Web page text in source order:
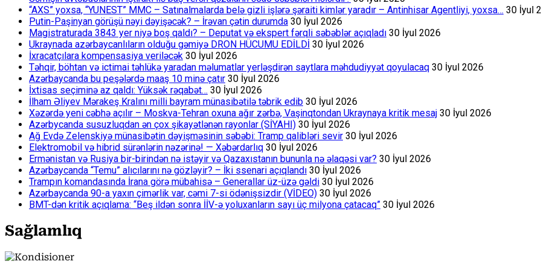
“AXS” yoxsa, “YUNEST” MMC – Satınalmalarda belə gizli işlərə şəraiti kimlər yaradır – Antinhisar Agentliyi, yoxsa… 30 İyul
Putin-Paşinyan görüşü nəyi dəyişəcək? – İrəvan çətin durumda 30 İyul 2026
Magistraturada 3843 yer niyə boş qaldı? – Deputat və ekspert fərqli səbəblər açıqladı 30 İyul 2026
Ukraynada azərbaycanlıların olduğu gəmiyə DRON HÜCUMU EDİLDİ 30 İyul 2026
İxracatçılara kompensasiya veriləcək 30 İyul 2026
Təhqir, böhtan və ictimai təhlükə yaradan məlumatlar yerləşdirən saytlara məhdudiyyət qoyulacaq 30 İyul 2026
Azərbaycanda bu peşələrdə maaş 10 minə çatır 30 İyul 2026
İxtisas seçiminə az qaldı: Yüksək rəqabət… 30 İyul 2026
İlham Əliyev Mərakeş Kralını milli bayram münasibətilə təbrik edib 30 İyul 2026
Xəzərdə yeni cəbhə açılır – Moskva-Tehran oxuna ağır zərbə, Vaşinqtondan Ukraynaya kritik mesaj 30 İyul 2026
Azərbycanda susuzluqdan ən çox şikayətlənən rayonlar (SİYAHI) 30 İyul 2026
Ağ Evdə Zelenskiyə münasibətin dəyişməsinin səbəbi: Tramp qalibləri sevir 30 İyul 2026
Elektromobil və hibrid sürənlərin nəzərinə! — Xəbərdarlıq 30 İyul 2026
Ermənistan və Rusiya bir-birindən nə istəyir və Qazaxıstanın bununla nə əlaqəsi var? 30 İyul 2026
Azərbaycanda “Temu” alıcılarını nə gözləyir? – İki ssenari açıqlandı 30 İyul 2026
Trampın komandasında İrana görə mübahisə – Generallar üz-üzə gəldi 30 İyul 2026
Azərbaycanda 90-a yaxın çimərlik var, cəmi 7-si ödənişsizdir (VİDEO) 30 İyul 2026
BMT-dən kritik açıqlama: “Beş ildən sonra İİV-ə yoluxanların sayı üç milyona çatacaq” 30 İyul 2026
Sağlamlıq